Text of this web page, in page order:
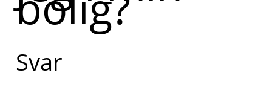
Svar